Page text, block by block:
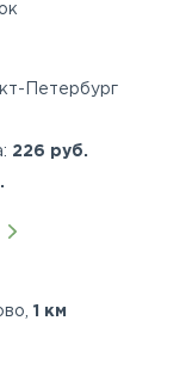
Петербург
226 руб.
1 км